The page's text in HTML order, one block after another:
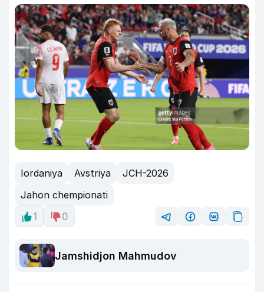
Iordaniya Avstriya
JCH-2026
Jahon chempionati
1
0
Jamshidjon Mahmudov